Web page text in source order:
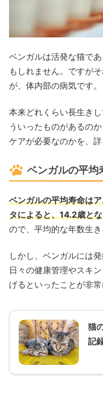
ベンガルは活発な猫で
もしれません。ですが
が、体内部の病気です。
本来どれくらい長生き
ういったものがあるの
ケアが必要なのかを、詳
ベンガルの平均
ベンガルの平均寿命は
タによると、14.2歳と
ので、平均的な年数生
しかし、ベンガルには
日々の健康管理やスキ
げるといったことが非常
猫
記